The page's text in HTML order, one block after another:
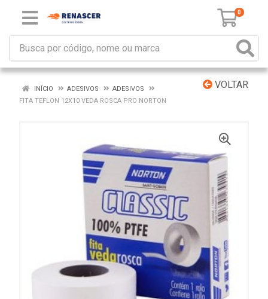
0
VOLTAR
INÍCIO ADESIVOS
ADESIVOS
FITA TEFLON 12X10 VEDA ROSCA PRO NORTON